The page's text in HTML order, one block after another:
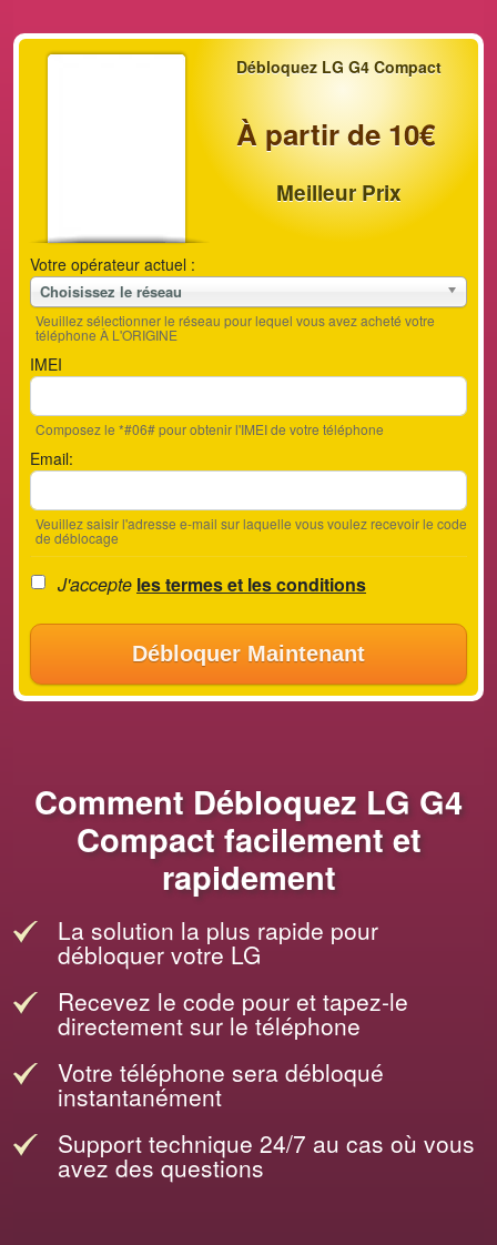
Débloquez LG G4 Compact
À partir de 10€
Meilleur Prix
Votre opérateur actuel :
Choisissez le réseau
Veuillez sélectionner le réseau pour lequel vous avez acheté votre
téléphone À L'ORIGINE
IMEI
Composez le *#06# pour obtenir l'IMEI de votre téléphone
Email:
Veuillez saisir l'adresse e-mail sur laquelle vous voulez recevoir le code
de déblocage
J'accepte les termes et les conditions
Débloquer Maintenant
Comment Débloquez LG G4
Compact facilement et
rapidement
La solution la plus rapide pour
débloquer votre LG
Recevez le code pour et tapez-le
directement sur le téléphone
Votre téléphone sera débloqué
instantanément
Support technique 24/7 au cas où vous
avez des questions